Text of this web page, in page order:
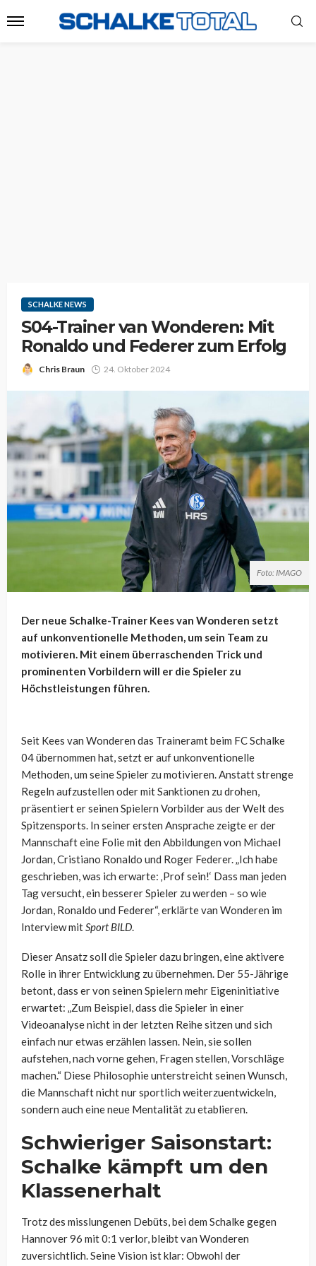
SCHALKE NEWS
S04-Trainer van Wonderen: Mit
Ronaldo und Federer zum Erfolg
Chris Braun 24. Oktober 2024
Foto: IMAGO
Der neue Schalke-Trainer Kees van Wonderen setzt
auf unkonventionelle Methoden, um sein Team zu
motivieren. Mit einem überraschenden Trick und
prominenten Vorbildern will er die Spieler zu
Höchstleistungen führen.
Seit Kees van Wonderen das Traineramt beim FC Schalke
04 übernommen hat, setzt er auf unkonventionelle
Methoden, um seine Spieler zu motivieren. Anstatt strenge
Regeln aufzustellen oder mit Sanktionen zu drohen,
präsentiert er seinen Spielern Vorbilder aus der Welt des
Spitzensports. In seiner ersten Ansprache zeigte er der
Mannschaft eine Folie mit den Abbildungen von Michael
Jordan, Cristiano Ronaldo und Roger Federer. „Ich habe
geschrieben, was ich erwarte: ‚Prof sein!‘ Dass man jeden
Tag versucht, ein besserer Spieler zu werden – so wie
Jordan, Ronaldo und Federer“, erklärte van Wonderen im
Interview mitSport BILD.
Dieser Ansatz soll die Spieler dazu bringen, eine aktivere
Rolle in ihrer Entwicklung zu übernehmen. Der 55-Jährige
betont, dass er von seinen Spielern mehr Eigeninitiative
erwartet: „Zum Beispiel, dass die Spieler in einer
Videoanalyse nicht in der letzten Reihe sitzen und sich
einfach nur etwas erzählen lassen. Nein, sie sollen
aufstehen, nach vorne gehen, Fragen stellen, Vorschläge
machen.“ Diese Philosophie unterstreicht seinen Wunsch,
die Mannschaft nicht nur sportlich weiterzuentwickeln,
sondern auch eine neue Mentalität zu etablieren.
Schwieriger Saisonstart:
Schalke kämpft um den
Klassenerhalt
Trotz des misslungenen Debüts, bei dem Schalke gegen
Hannover 96 mit 0:1 verlor, bleibt van Wonderen
zuversichtlich. Seine Vision ist klar: Obwohl der